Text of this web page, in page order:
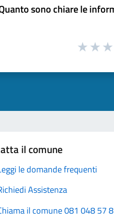
sono chiare le
il comune
le domande frequenti
Assistenza
il comune 081 048 57